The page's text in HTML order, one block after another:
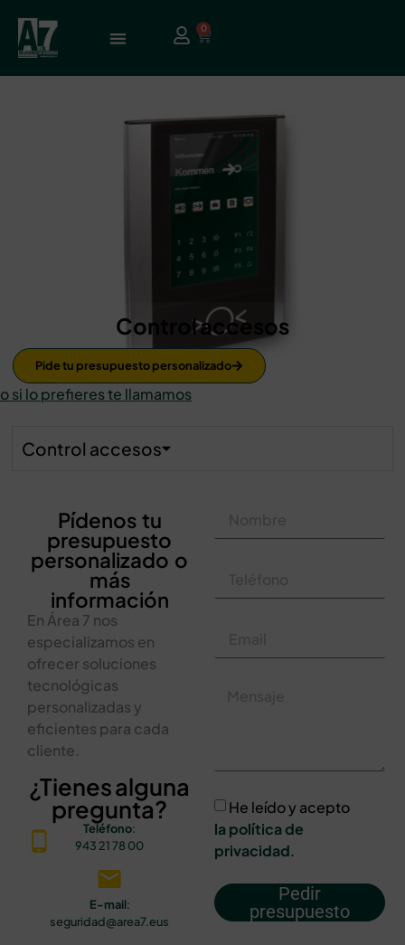
0
Control accesos
Pide tu presupuesto personalizado
o si lo prefieres te llamamos
Control accesos
Pídenos tu
presupuesto
personalizado o
más
información
En Área 7 nos
especializamos en
ofrecer soluciones
tecnológicas
personalizadas y
eficientes para cada
cliente.
¿Tienes alguna
pregunta?
Teléfono:
943 21 78 00
E-mail:
seguridad@area7.eus
He leído y acepto
la política de
privacidad.
Pedir
presupuesto